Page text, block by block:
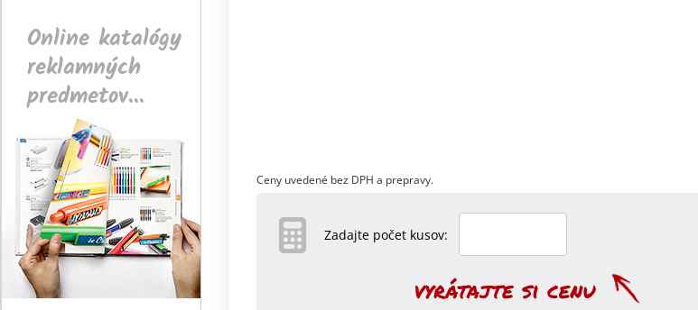
Online katalógy
reklamných
predmetov...
Ceny uvedené bez DPH a prepravy.
Zadajte počet kusov: